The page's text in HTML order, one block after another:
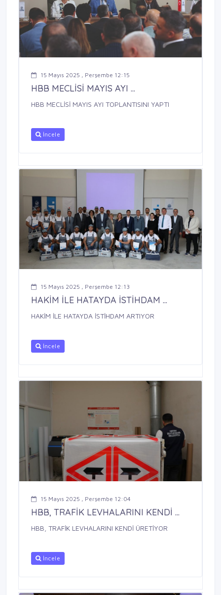
15 Mayıs 2025 , Perşembe 12:15
HBB MECLİSİ MAYIS AYI ...
HBB MECLİSİ MAYIS AYI TOPLANTISINI YAPTI
İncele
15 Mayıs 2025 , Perşembe 12:13
HAKİM İLE HATAYDA İSTİHDAM ...
HAKİM İLE HATAYDA İSTİHDAM ARTIYOR
İncele
15 Mayıs 2025 , Perşembe 12:04
HBB, TRAFİK LEVHALARINI KENDİ ...
HBB, TRAFİK LEVHALARINI KENDİ ÜRETİYOR
İncele